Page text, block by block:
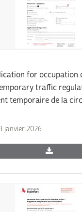
for occupation
traffic
temporaire de la
janvier 2026